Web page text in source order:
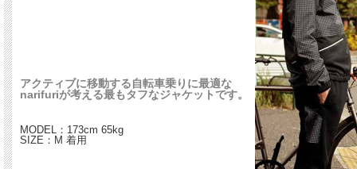
アクティブに移動する自転車乗りに最適な
narifuriが考える最もタフなジャケットです。
MODEL：173cm 65kg
SIZE：M 着用